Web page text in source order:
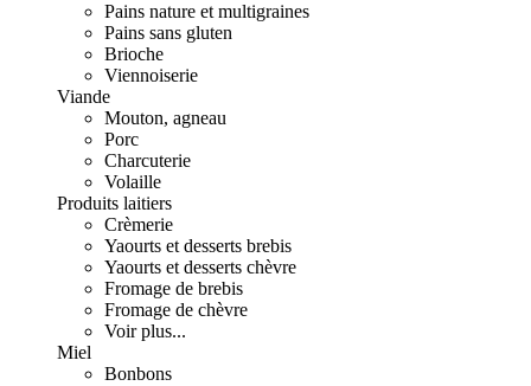
Pains nature et multigraines
Pains sans gluten
Brioche
Viennoiserie
Viande
Mouton, agneau
Porc
Charcuterie
Volaille
Produits laitiers
Crèmerie
Yaourts et desserts brebis
Yaourts et desserts chèvre
Fromage de brebis
Fromage de chèvre
Voir plus...
Miel
Bonbons